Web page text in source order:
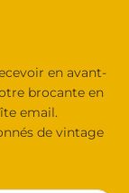
en avant-
brocante en
email.
de vintage